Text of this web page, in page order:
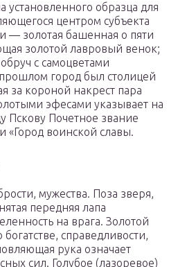
образца для
центром субъекта
— золотая башенная о пяти
золотой лавровый венок;
с самоцветами
город был столицей
за короной накрест пара
эфесами указывает на
Пскову Почетное звание
«Город воинской славы.
мужества. Поза зверя,
передняя лапа
на врага. Золотой
богатстве, справедливости,
рука означает
сил. Голубое (лазоревое)